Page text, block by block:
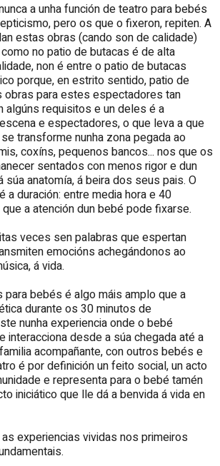
a unha función de teatro para bebés
pero os que o fixeron, repiten. A
estas obras (cando son de calidade)
no patio de butacas é de alta
non é entre o patio de butacas
porque, en estrito sentido, patio de
obras para estes espectadores tan
algúns requisitos e un deles é a
e espectadores, o que leva a que
transforme nunha zona pegada ao
coxíns, pequenos bancos... nos que os
sentados con menos rigor e dun
súa anatomía, á beira dos seus pais. O
a duración: entre media hora e 40
a atención dun bebé pode fixarse.
veces sen palabras que espertan
emocións achegándonos ao
á vida.
bebés é algo máis amplo que a
durante os 30 minutos de
nunha experiencia onde o bebé
interacciona desde a súa chegada até a
acompañante, con outros bebés e
é por definición un feito social, un acto
e representa para o bebé tamén
iniciático que lle dá a benvida á vida en
experiencias vividas nos primeiros